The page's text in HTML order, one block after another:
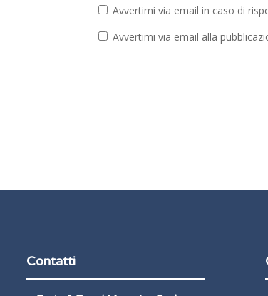
Avvertimi via email in caso di
Avvertimi via email alla
Contatti